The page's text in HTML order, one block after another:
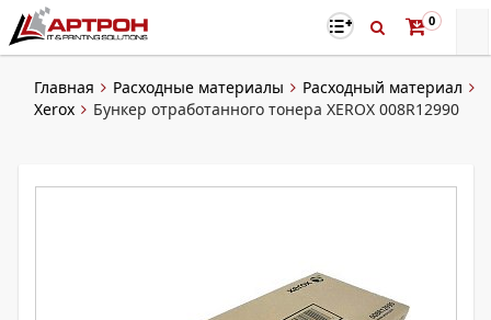
0
Главная Расходные материалы
Расходный материал
Xerox
Бункер отработанного тонера XEROX 008R12990